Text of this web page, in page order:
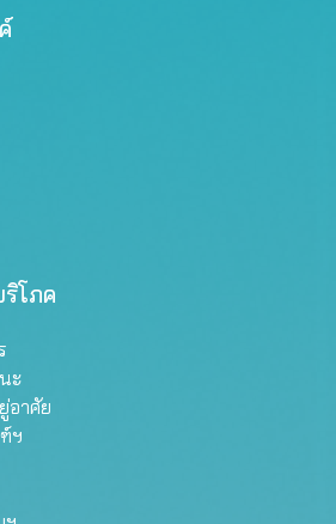
โภค
ะ
อาศัย
ฯ